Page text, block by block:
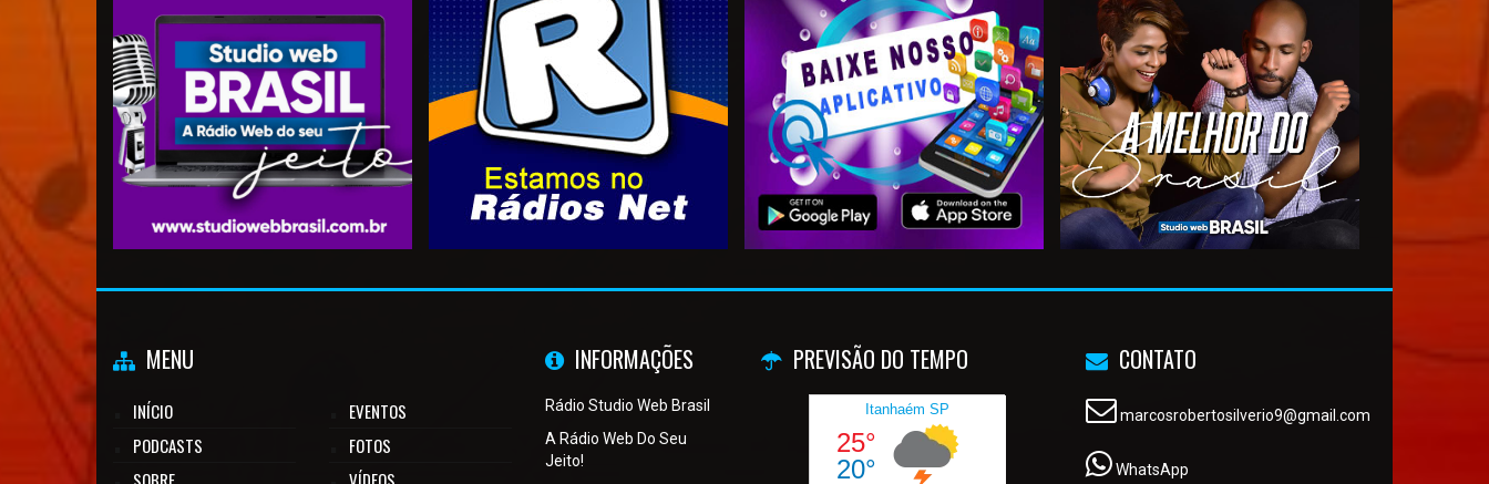
MENU
INÍCIO
PODCASTS
EVENTOS
FOTOS
INFORMAÇÕES
Rádio Studio Web Brasil
A Rádio Web Do Seu
Jeito!
PREVISÃO DO TEMPO CONTATO
marcosrobertosilverio9@gmail.com
WhatsApp